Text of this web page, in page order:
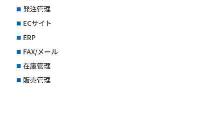
■ 発注管理
■ ECサイト
■ ERP
■ FAX/メール
■ 在庫管理
■ 販売管理